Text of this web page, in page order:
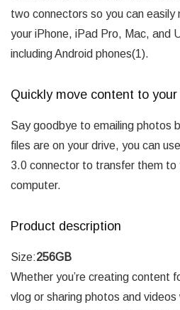
two connectors so you can
your iPhone, iPad Pro, Mac, and
including Android phones(1).
Quickly move content to
Say goodbye to emailing photos
files are on your drive, you can
3.0 connector to transfer them to
computer.
Product description
Size:256GB
Whether you’re creating content
vlog or sharing photos and